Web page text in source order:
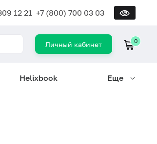
12 21 +7 (800) 700 03 03
Личный кабинет 0
Helixbook Еще